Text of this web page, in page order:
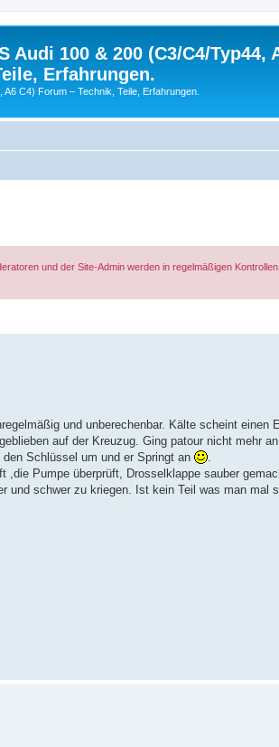
Audi 100 & 200 (C3/C4/Typ44,
Erfahrungen.
C4) Forum – Technik, Teile, Erfahrungen.
und der Site-Admin werden in regelmäßigen
und unberechenbar. Kälte scheint einen
auf der Kreuzug. Ging patour nicht mehr
Schlüssel um und er Springt an
.
Pumpe überprüft, Drosselklappe sauber
und schwer zu kriegen. Ist kein Teil was man mal